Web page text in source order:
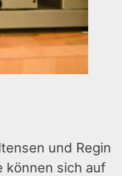
und Regin
können sich auf